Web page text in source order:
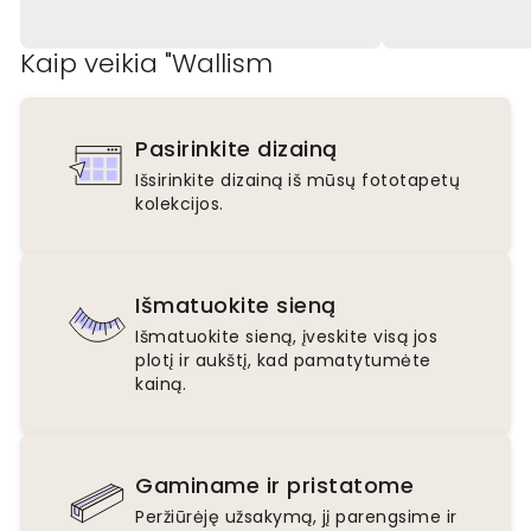
Kaip veikia "Wallism
Pasirinkite dizainą
Išsirinkite dizainą iš mūsų fototapetų
kolekcijos.
Išmatuokite sieną
Išmatuokite sieną, įveskite visą jos
plotį ir aukštį, kad pamatytumėte
kainą.
Gaminame ir pristatome
Peržiūrėję užsakymą, jį parengsime ir